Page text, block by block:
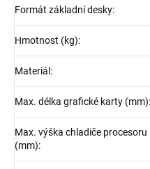
Formát základní desky:
Hmotnost (kg):
Materiál :
Max. délka grafické karty (mm):
Max. výška chladiče procesoru
(mm):